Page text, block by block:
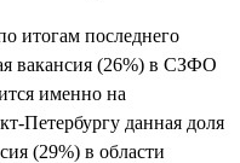
итогам последнего
вакансия (26%) в СЗФО
именно на
Петербургу данная доля
(29%) в области